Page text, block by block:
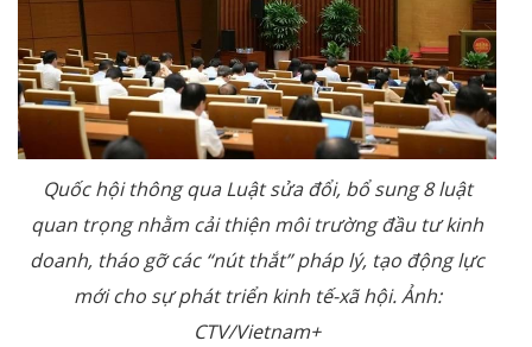
Quốc hội thông qua Luật sửa đổi, bổ sung 8 luật
quan trọng nhằm cải thiện môi trường đầu tư kinh
doanh, tháo gỡ các “nút thắt” pháp lý, tạo động lực
mới cho sự phát triển kinh tế-xã hội. Ảnh:
CTV/Vietnam+